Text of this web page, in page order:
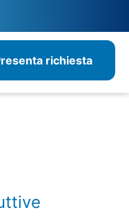
richiesta